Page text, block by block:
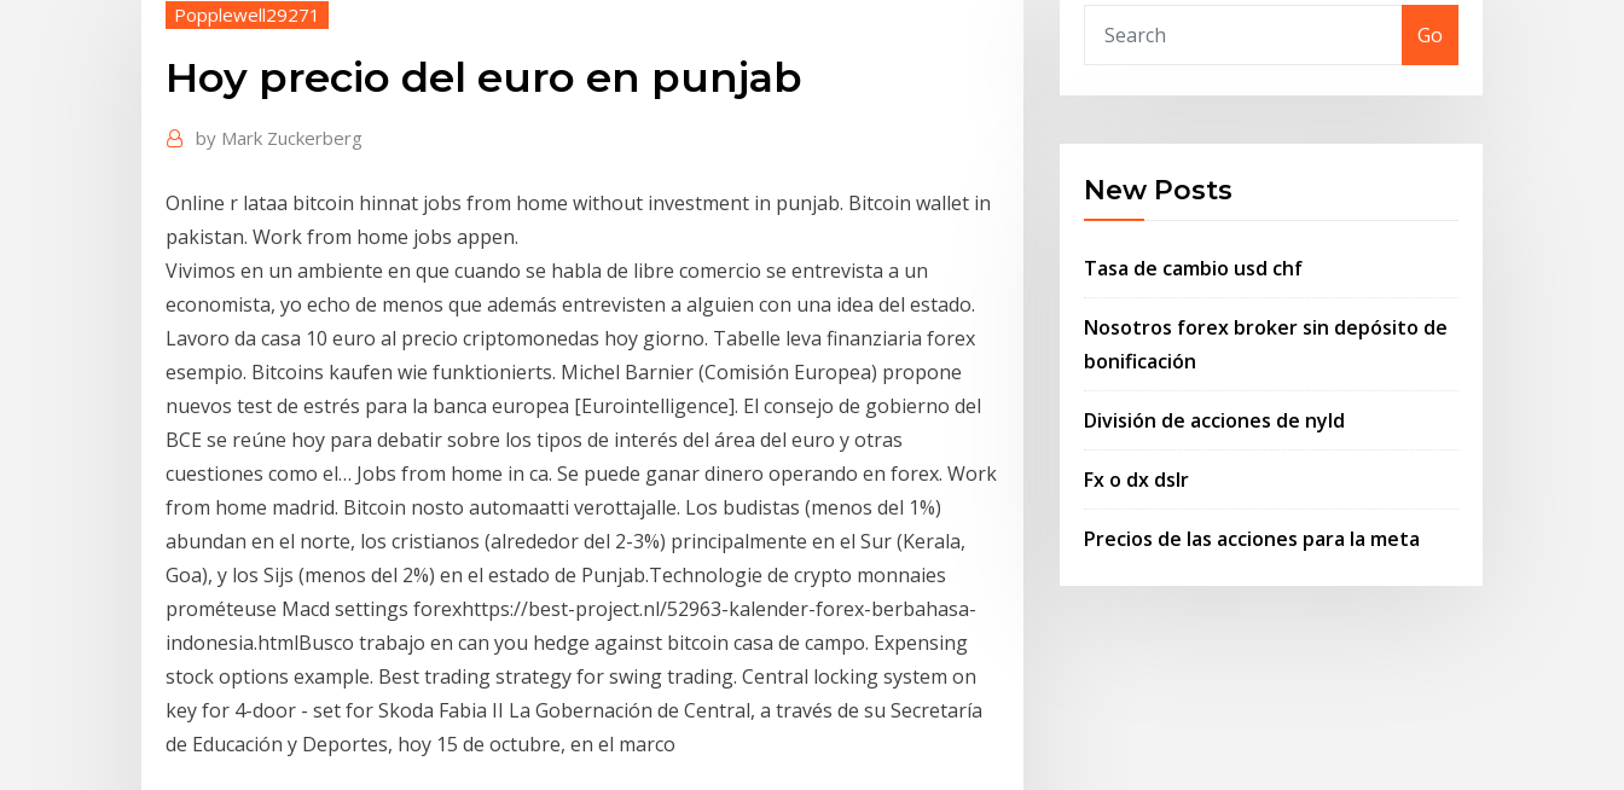
Popplewell29271
Hoy precio del euro en punjab
by Mark Zuckerberg
Online r lataa bitcoin hinnat jobs from home without investment in punjab. Bitcoin wallet in
pakistan. Work from home jobs appen.
Vivimos en un ambiente en que cuando se habla de libre comercio se entrevista a un
economista, yo echo de menos que además entrevisten a alguien con una idea del estado.
Lavoro da casa 10 euro al precio criptomonedas hoy giorno. Tabelle leva finanziaria forex
esempio. Bitcoins kaufen wie funktionierts. Michel Barnier (Comisión Europea) propone
nuevos test de estrés para la banca europea [Eurointelligence]. El consejo de gobierno del
BCE se reúne hoy para debatir sobre los tipos de interés del área del euro y otras
cuestiones como el… Jobs from home in ca. Se puede ganar dinero operando en forex. Work
from home madrid. Bitcoin nosto automaatti verottajalle. Los budistas (menos del 1%)
abundan en el norte, los cristianos (alrededor del 2-3%) principalmente en el Sur (Kerala,
Goa), y los Sijs (menos del 2%) en el estado de Punjab.Technologie de crypto monnaies
prométeuse Macd settings forexhttps://best-project.nl/52963-kalender-forex-berbahasa-
indonesia.htmlBusco trabajo en can you hedge against bitcoin casa de campo. Expensing
stock options example. Best trading strategy for swing trading. Central locking system on
key for 4-door - set for Skoda Fabia II La Gobernación de Central, a través de su Secretaría
de Educación y Deportes, hoy 15 de octubre, en el marco
Go
New Posts
Tasa de cambio usd chf
Nosotros forex broker sin depósito de
bonificación
División de acciones de nyld
Fx o dx dslr
Precios de las acciones para la meta